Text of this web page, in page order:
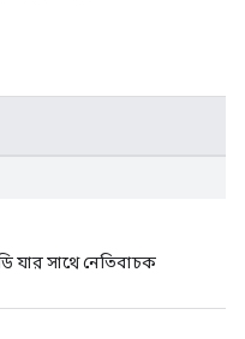
যার সাথে নেতিবাচক